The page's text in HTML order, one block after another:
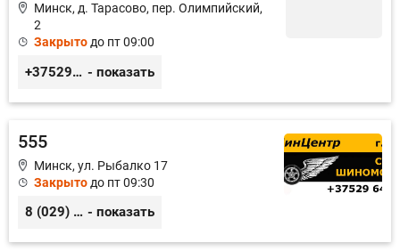
Минск, д. Тарасово, пер. Олимпийский,
2
Закрытодо пт 09:00
+375296577676 - показать
555
Минск, ул. Рыбалко 17
Закрыто до пт 09:30
8 (029) 641-80-08 8 (029) 206-60-08 - показать